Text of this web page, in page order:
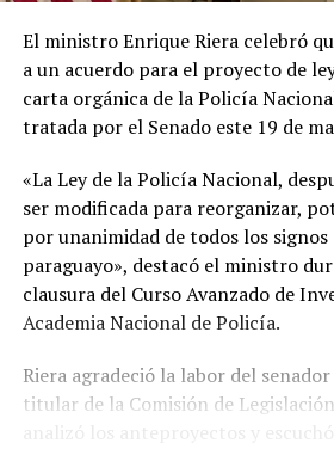
El ministro Enrique Riera celebró
a un acuerdo para el proyecto de
carta orgánica de la Policía
tratada por el Senado este 19 de
«La Ley de la Policía Nacional,
ser modificada para reorganizar,
por unanimidad de todos los
paraguayo», destacó el ministro
clausura del Curso Avanzado de
Academia Nacional de Policía.
Riera agradeció la labor del
titular de la Comisión de